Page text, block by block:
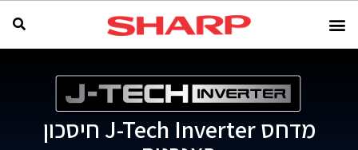
מדחס J-Tech Inverter חיסכון